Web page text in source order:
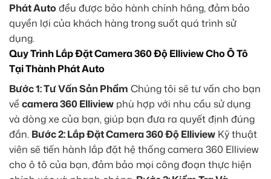
Phát Auto đều được bảo hành chính hãng, đảm bảo
quyền lợi của khách hàng trong suốt quá trình sử
dụng.
Quy Trình Lắp Đặt Camera 360 Độ Elliview Cho Ô Tô
Tại Thành Phát Auto
Bước 1: Tư Vấn Sản Phẩm Chúng tôi sẽ tư vấn cho bạn
về camera 360 Elliview phù hợp với nhu cầu sử dụng
và dòng xe của bạn, giúp bạn đưa ra quyết định đúng
đắn. Bước 2: Lắp Đặt Camera 360 Độ Elliview Kỹ thuật
viên sẽ tiến hành lắp đặt hệ thống camera 360 Elliview
cho ô tô của bạn, đảm bảo mọi công đoạn thực hiện